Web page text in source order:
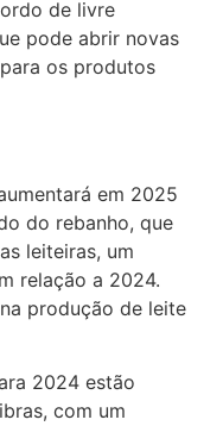
de livre
pode abrir novas
os produtos
em 2025
do rebanho, que
leiteiras, um
relação a 2024.
produção de leite
2024 estão
com um